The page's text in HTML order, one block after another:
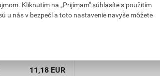
11,18 EUR
aplikácia
Kliknutím na „Prijímam" súhlasíte s použitím
u nás v bezpečí a toto nastavenie navyše môžete